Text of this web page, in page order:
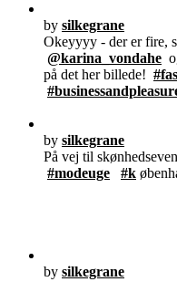
by silkegrane
Okeyyyy - der er fire,
@karina_vondahe
på det her billede!
by silkegrane
På vej til
#modeuge
#k
by silkegrane